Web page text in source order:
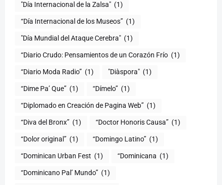
"Día Internacional de la Zalsa" (1)
“Día Internacional de los Museos” (1)
"Día Mundial del Ataque Cerebra" (1)
“Diario Crudo: Pensamientos de un Corazón Frío (1)
“Diario Moda Radio” (1) (1)
“Dime Pa’ Que” (1) “Dímelo” (1)
“Diplomado en Creación de Pagina Web” (1)
“Diva del Bronx” (1) “Doctor Honoris Causa” (1)
“Dolor original” (1) “Domingo Latino” (1)
“Dominican Urban Fest (1) “Dominicana (1)
“Dominicano Pal’ Mundo” (1)